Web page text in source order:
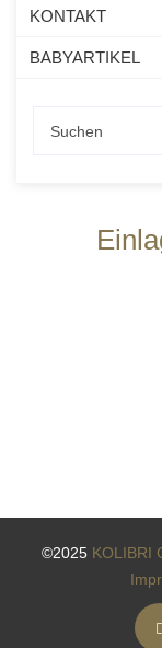
KONTAKT
BABYARTIKEL
©2025 KOLIBRI